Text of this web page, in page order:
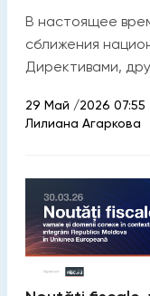
В настоящее
сближения
Директивами,
29 Май /2026 07:55
Лилиана Агаркова